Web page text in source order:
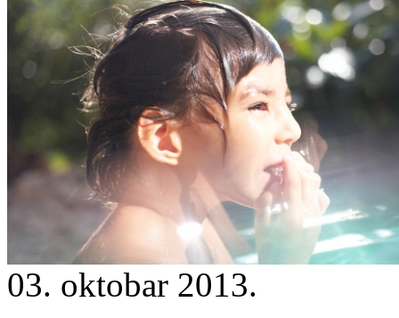
03. oktobar 2013.